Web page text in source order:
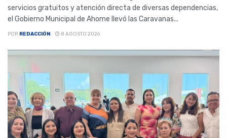
servicios gratuitos y atención directa de diversas dependencias,
el Gobierno Municipal de Ahome llevó las Caravanas...
POR REDACCIÓN 8 AGOSTO 2026